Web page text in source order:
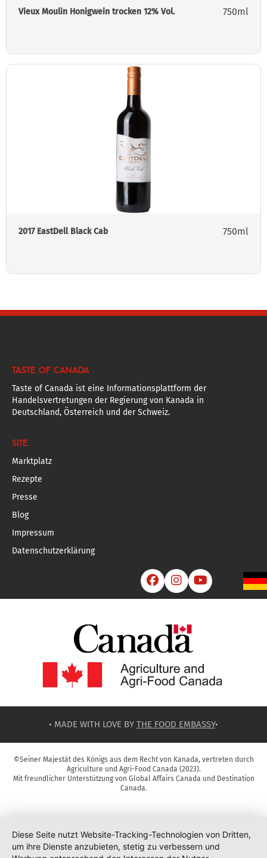
Vieux Moulin Honigwein trocken 12% Vol. 750ml
2017 EastDell Black Cab 750ml
TASTE OF CANADA
Taste of Canada ist eine Informationsplattform der
Handelsvertretungen der Regierung von Kanada in
Deutschland, Österreich und der Schweiz.
SITE
Marktplatz
Rezepte
Presse
Blog
Impressum
Datenschutzerklärung
  
• MADE WITH LOVE BY THE FOOD EMBASSY•
©Seiner Majestät des Königs aus dem Recht von Kanada, vertreten durch
Agriculture und Agri-Food Canada (2023).
Mit freundlicher Unterstützung von Global Affairs Canada und Destination
Canada.
Diese Seite nutzt Website-Tracking-Technologien von Dritten,
um ihre Dienste anzubieten, stetig zu verbessern und